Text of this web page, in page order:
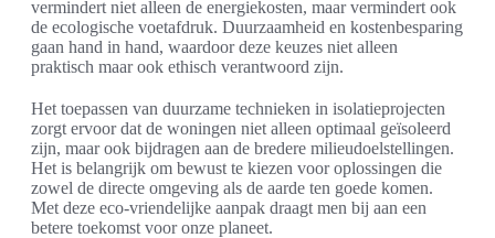
vermindert niet alleen de energiekosten, maar vermindert ook
de ecologische voetafdruk. Duurzaamheid en kostenbesparing
gaan hand in hand, waardoor deze keuzes niet alleen
praktisch maar ook ethisch verantwoord zijn.
Het toepassen van duurzame technieken in isolatieprojecten
zorgt ervoor dat de woningen niet alleen optimaal geïsoleerd
zijn, maar ook bijdragen aan de bredere milieudoelstellingen.
Het is belangrijk om bewust te kiezen voor oplossingen die
zowel de directe omgeving als de aarde ten goede komen.
Met deze eco-vriendelijke aanpak draagt men bij aan een
betere toekomst voor onze planeet.